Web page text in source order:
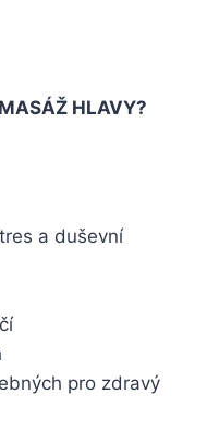
HLAVY?
a duševní
pro zdravý